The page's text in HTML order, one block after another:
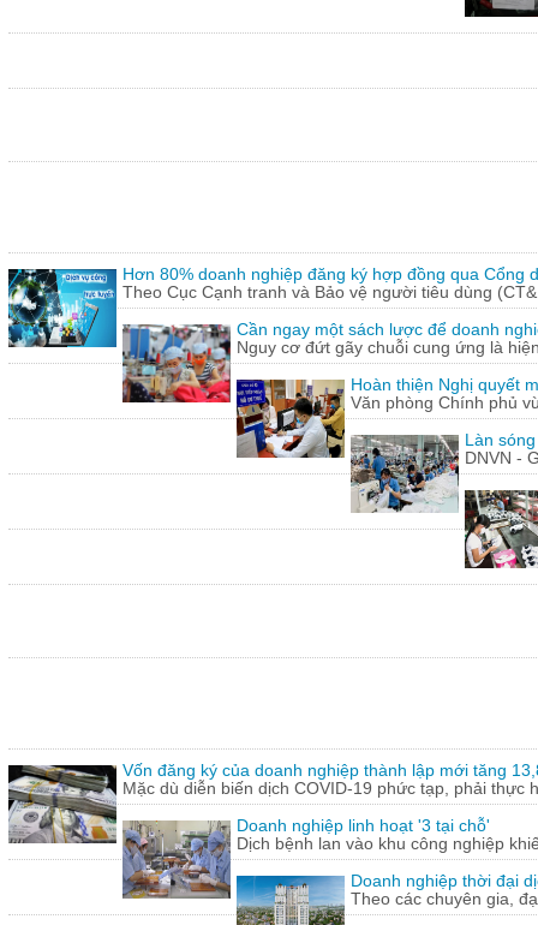
Hơn 80% doanh nghiệp đăng ký hợp đồng qua Cổng
Theo Cục Cạnh tranh và Bảo vệ người tiêu dùng
Cần ngay một sách lược để doanh
Nguy cơ đứt gãy chuỗi cung ứng là
Hoàn thiện Nghị quyết
Văn phòng Chính phủ
Làn
DNVN -
Vốn đăng ký của doanh nghiệp thành lập mới tăng
Mặc dù diễn biến dịch COVID-19 phức tạp, phải thực
Doanh nghiệp linh hoạt '3 tại chỗ'
Dịch bệnh lan vào khu công nghiệp
Doanh nghiệp thời đại
Theo các chuyên gia,